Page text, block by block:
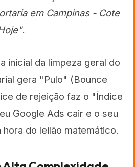
em Campinas - Cote
.
inicial da limpeza geral do
gera "Pulo" (Bounce
de rejeição faz o "Índice
Google Ads cair e o seu
do leilão matemático.